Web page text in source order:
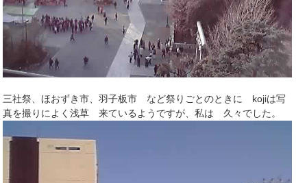
三社祭、ほおずき市、羽子板市 など祭りごとのときに kojiは写
真を撮りによく浅草 来ているようですが、私は 久々でした。